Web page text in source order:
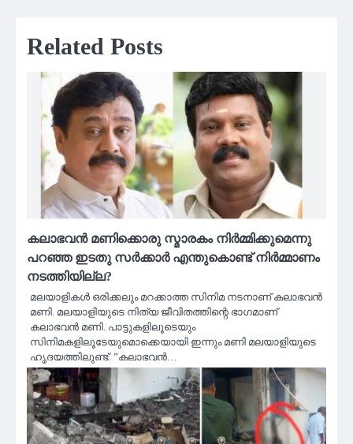
Related Posts
കലാഭവൻ മണിക്കൊരു സ്മാരകം നിര്‍മ്മിക്കുമെന്നു
പറഞ്ഞ ഇടതു സര്‍ക്കാര്‍ എന്തുകൊണ്ട് നിർമ്മാണം
നടത്തിയില്ല?
മലയാളികൾ ഒരിക്കലും മറക്കാത്ത സിനിമ നടനാണ് കലാഭവന്‍
മണി. മലയാളിയുടെ നിത്യ ജീവിതത്തിന്റെ ഭാഗമാണ്
കലാഭവന്‍ മണി. പാട്ടുകളിലൂടെയും
സിനിമകളിലൂടേയുമൊക്കെയായി ഇന്നും മണി മലയാളിയുടെ
ഹൃദയത്തിലുണ്ട്. ”കലാഭവന്‍…